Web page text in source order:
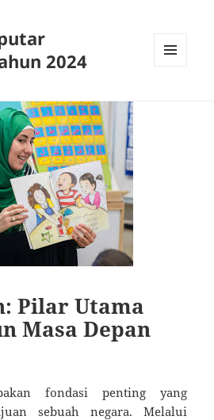
2024
Pilar Utama
Masa Depan
fondasi penting yang
sebuah negara. Melalui